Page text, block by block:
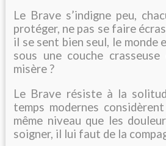
Le Brave s’indigne peu,
protéger, ne pas se faire
il se sent bien seul, le monde
sous une couche
misère ?
Le Brave résiste à la
temps modernes
même niveau que les
soigner, il lui faut de la